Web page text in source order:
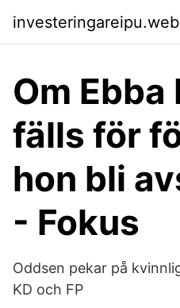
Om Ebba
fälls för
hon bli
- Fokus
Oddsen pekar på
KD och FP